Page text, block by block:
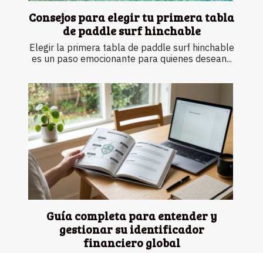
Consejos para elegir tu primera tabla
de paddle surf hinchable
Elegir la primera tabla de paddle surf hinchable
es un paso emocionante para quienes desean...
Guía completa para entender y
gestionar su identificador
financiero global